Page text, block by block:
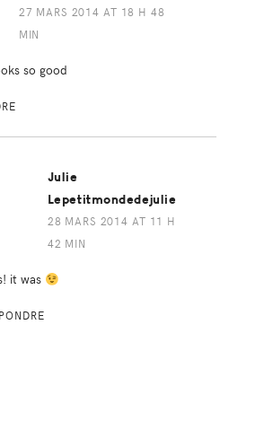
27 MARS 2014 AT 18 H 48
MIN
so good
Julie
Lepetitmondedejulie
28 MARS 2014 AT 11 H
42 MIN
it was